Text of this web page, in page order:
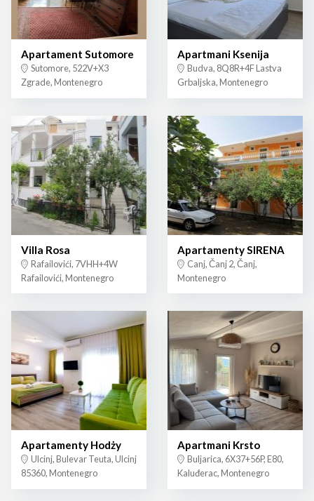
Apartament Sutomore
Sutomore, 522V+X3
Zgrade, Montenegro
Apartmani Ksenija
Budva, 8Q8R+4F Lastva
Grbaljska, Montenegro
Villa Rosa
Rafailovići, 7VHH+4W
Rafailovići, Montenegro
Apartamenty SIRENA
Canj, Čanj 2, Čanj,
Montenegro
Apartamenty Hodży
Ulcinj, Bulevar Teuta, Ulcinj
85360, Montenegro
Apartmani Krsto
Buljarica, 6X37+56P, E80,
Kaluđerac, Montenegro